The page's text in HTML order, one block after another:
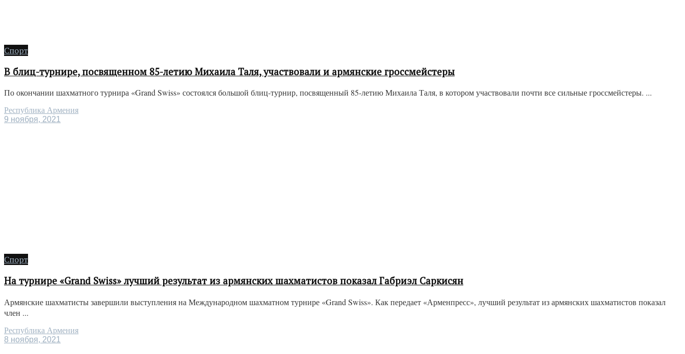
Спорт
В блиц-турнире, посвященном 85-летию Михаила Таля, участвовали и армянские гроссмейстеры
По окончании шахматного турнира «Grand Swiss» состоялся большой блиц-турнир, посвященный 85-летию Михаила Таля, в котором участвовали почти все сильные гроссмейстеры. ...
Республика Армения
9 ноября, 2021
Спорт
На турнире «Grand Swiss» лучший результат из армянских шахматистов показал Габриэл Саркисян
Армянские шахматисты завершили выступления на Международном шахматном турнире «Grand Swiss». Как передает «Арменпресс», лучший результат из армянских шахматистов показал
член ...
Республика Армения
8 ноября, 2021